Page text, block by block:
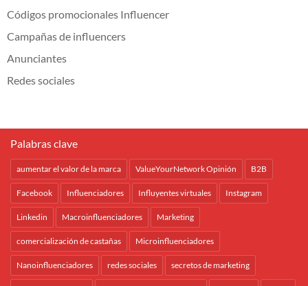
Códigos promocionales Influencer
Campañas de influencers
Anunciantes
Redes sociales
Palabras clave
aumentar el valor de la marca ValueYourNetwork Opinión B2B
Facebook Influenciadores Influyentes virtuales Instagram
Linkedin Macroinfluenciadores Marketing
comercialización de castañas Microinfluenciadores
Nanoinfluenciadores redes sociales secretos de marketing